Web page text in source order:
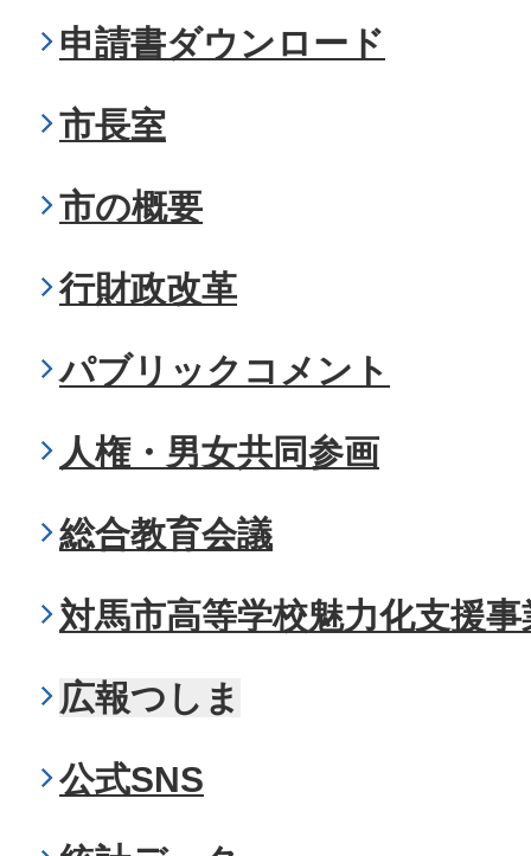
申請書ダウンロード
市長室
市の概要
行財政改革
パブリックコメント
人権・男女共同参画
総合教育会議
対馬市高等学校魅力化支援
広報つしま
公式SNS